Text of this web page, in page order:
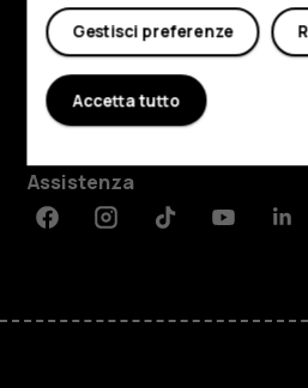
Il mio account
Negozio
Informazioni su
Planet and people
Assistenza
FacebookInstagramTiktokYoutube
Gestisci preferenze
Accetta tutto